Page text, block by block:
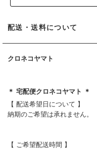
配送・送料について
クロネコヤマト
＊ 宅配便クロネコヤマト ＊
【 配送希望日について 】
納期のご希望は承れません。
【 ご希望配送時間 】